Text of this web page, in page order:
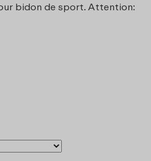
bidon de sport. Attention: